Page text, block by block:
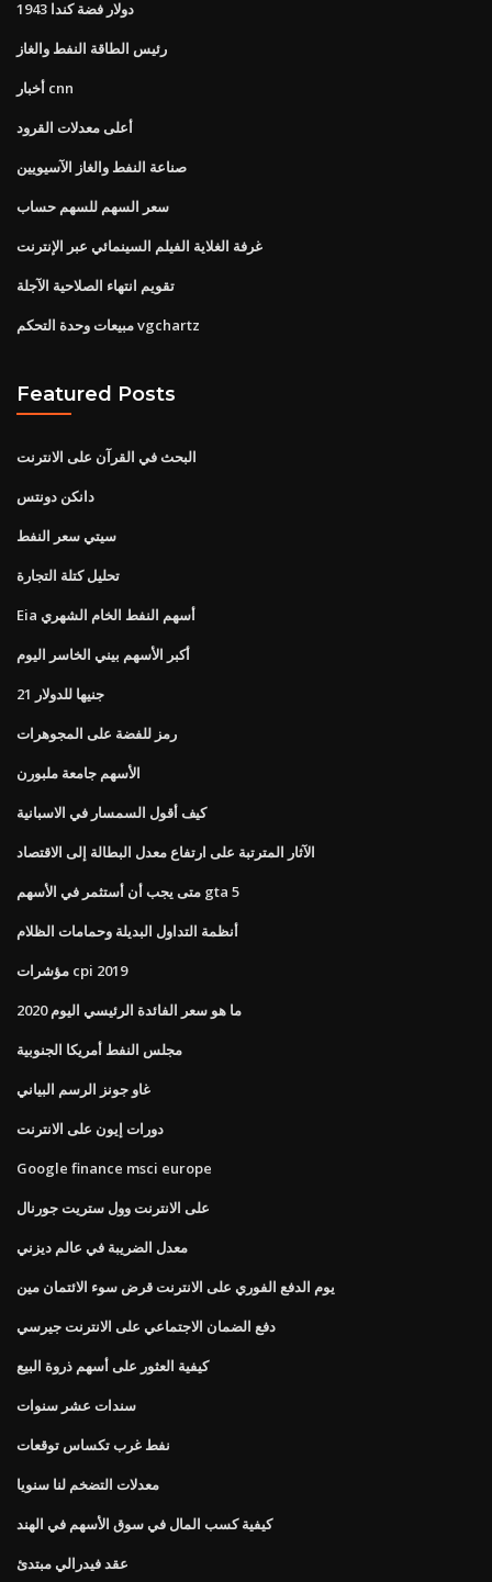
1943 دولار فضة كندا
رئيس الطاقة النفط والغاز
أخبار cnn
أعلى معدلات القرود
صناعة النفط والغاز الآسيويين
سعر السهم للسهم حساب
غرفة الغلاية الفيلم السينمائي عبر الإنترنت
تقويم انتهاء الصلاحية الآجلة
مبيعات وحدة التحكم vgchartz
Featured Posts
البحث في القرآن على الانترنت
دانكن دونتس
سيتي سعر النفط
تحليل كتلة التجارة
Eia أسهم النفط الخام الشهري
أكبر الأسهم بيني الخاسر اليوم
21 جنيها للدولار
رمز للفضة على المجوهرات
الأسهم جامعة ملبورن
كيف أقول السمسار في الاسبانية
الآثار المترتبة على ارتفاع معدل البطالة إلى الاقتصاد
متى يجب أن أستثمر في الأسهم gta 5
أنظمة التداول البديلة وحمامات الظلام
مؤشرات cpi 2019
ما هو سعر الفائدة الرئيسي اليوم 2020
مجلس النفط أمريكا الجنوبية
غاو جونز الرسم البياني
دورات إيون على الانترنت
Google finance msci europe
على الانترنت وول ستريت جورنال
معدل الضريبة في عالم ديزني
يوم الدفع الفوري على الانترنت قرض سوء الائتمان مين
دفع الضمان الاجتماعي على الانترنت جيرسي
كيفية العثور على أسهم ذروة البيع
سندات عشر سنوات
نفط غرب تكساس توقعات
معدلات التضخم لنا سنويا
كيفية كسب المال في سوق الأسهم في الهند
عقد فيدرالي مبتدئ